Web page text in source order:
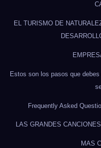
EL TURISMO DE
Estos son los pasos que
Frequently Asked
LAS GRANDES
MAS